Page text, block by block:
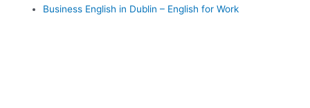
Business English in Dublin – English for Work